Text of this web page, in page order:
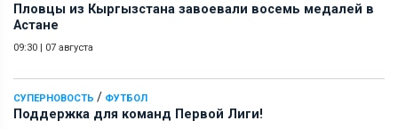
Пловцы из Кыргызстана завоевали восемь медалей в
Астане
09:30 | 07 августа
СУПЕРНОВОСТЬ / ФУТБОЛ
Поддержка для команд Первой Лиги!